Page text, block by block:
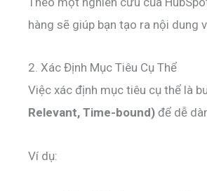
hàng sẽ giúp bạn tạo ra nội dung
2. Xác Định Mục Tiêu Cụ Thể
Việc xác định mục tiêu cụ thể là
Relevant, Time-bound) để dễ
Ví dụ: